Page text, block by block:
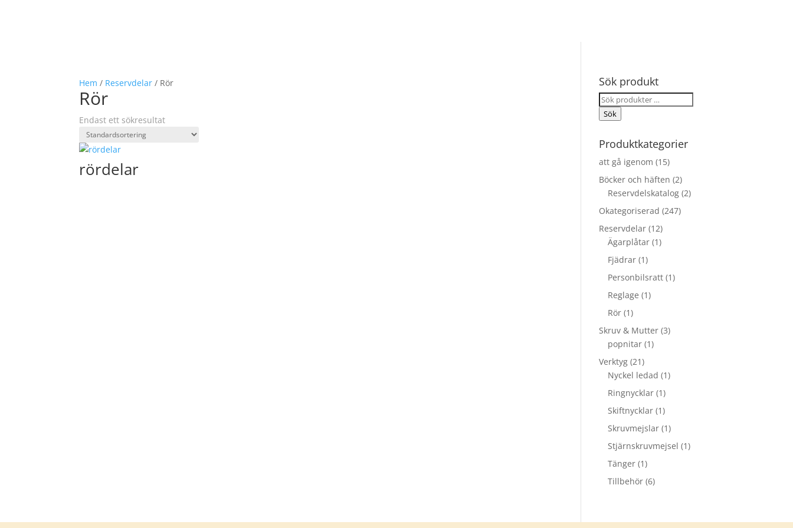
Hem / Reservdelar / Rör
Rör
Endast ett sökresultat
rördelar
Sök produkt
Sök
efter:
Sök
Produktkategorier
att gå igenom (15)
Böcker och häften (2)
Reservdelskatalog (2)
Okategoriserad (247)
Reservdelar (12)
Ägarplåtar (1)
Fjädrar (1)
Personbilsratt (1)
Reglage (1)
Rör (1)
Skruv & Mutter (3)
popnitar (1)
Verktyg (21)
Nyckel ledad (1)
Ringnycklar (1)
Skiftnycklar (1)
Skruvmejslar (1)
Stjärnskruvmejsel (1)
Tänger (1)
Tillbehör (6)